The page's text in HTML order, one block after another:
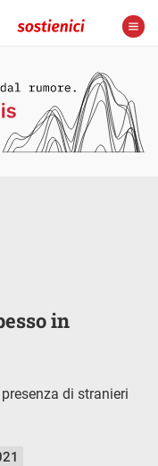
in
di stranieri